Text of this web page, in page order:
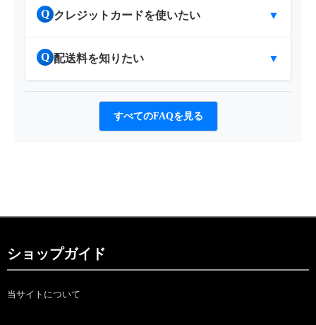
Q クレジットカードを使いたい ▼
Q 配送料を知りたい ▼
すべてのFAQを見る
ショップガイド
当サイトについて